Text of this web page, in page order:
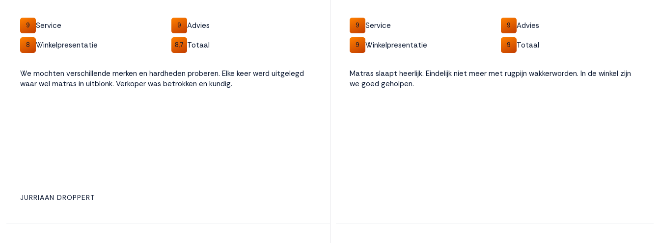
9 Service 9 Advies
8 Winkelpresentatie 8,7 Totaal
We mochten verschillende merken en hardheden proberen. Elke keer werd uitgelegd
waar wel matras in uitblonk. Verkoper was betrokken en kundig.
JURRIAAN DROPPERT
9 Service 9 Advies
9 Winkelpresentatie 9 Totaal
Matras slaapt heerlijk. Eindelijk niet meer met rugpijn wakkerworden. In de winkel zijn
we goed geholpen.